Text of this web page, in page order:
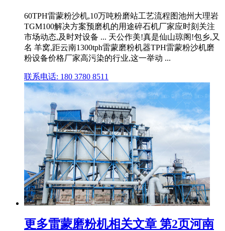
60TPH雷蒙粉沙机,10万吨粉磨站工艺流程图池州大理岩
TGM100解决方案预磨机的用途碎石机厂家应时刻关注
市场动态,及时对设备 ... 天公作美!真是仙山琼阁!包乡,又
名 羊窝,距云南1300tph雷蒙磨粉机器TPH雷蒙粉沙机磨
粉设备价格厂家高污染的行业,这一举动 ...
联系电话: 180 3780 8511
更多雷蒙磨粉机相关文章 第2页河南